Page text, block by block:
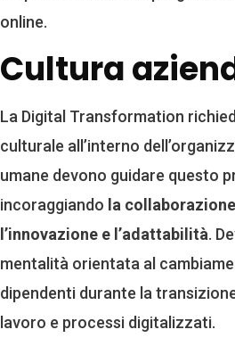
online.
Cultura
La Digital Transformation
culturale all’interno
umane devono guidare questo
incoraggiando la
l’innovazione e l’adattabilità.
mentalità orientata al
dipendenti durante la
lavoro e processi digitalizzati.